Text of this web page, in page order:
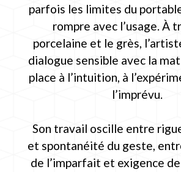
parfois les limites du
rompre avec l’usage. À
porcelaine et le grès,
dialogue sensible avec la
place à l’intuition, à
l’imprévu.
Son travail oscille entre
et spontanéité du geste,
de l’imparfait et exigence